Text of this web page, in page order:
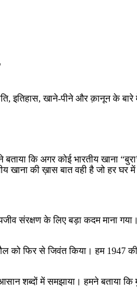
इतिहास, खाने‑पीने और क़ानून के
कि अगर कोई भारतीय खाना
खाना की ख़ास बात वही है जो हर
संरक्षण के लिए बड़ा कदम माना
को फिर से जिवंत किया। हम
शब्दों में समझाया। हमने बताया